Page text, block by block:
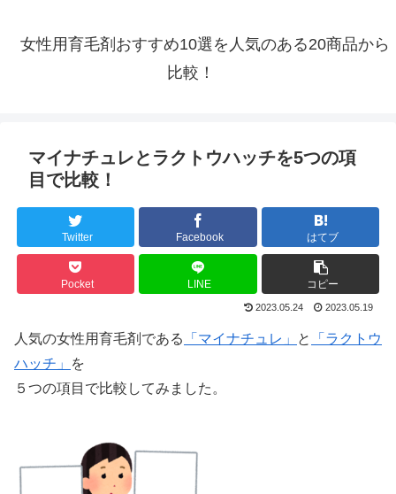
女性用育毛剤おすすめ10選を人気のある20商品から
比較！
マイナチュレとラクトウハッチを5つの項
目で比較！
Twitter Facebook はてブ
Pocket LINE コピー
2023.05.24 2023.05.19
人気の女性用育毛剤である 「マイナチュレ」 と
「ラクトウ
ハッチ」
を
５つの項目で比較してみました。